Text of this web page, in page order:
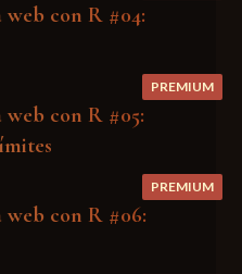
con R #04:
PREMIUM
con R #05:
PREMIUM
con R #06: